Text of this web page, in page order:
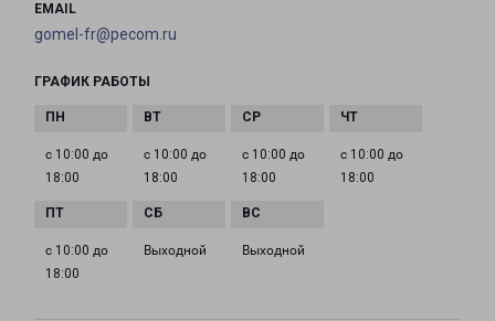
EMAIL
gomel-fr@pecom.ru
ГРАФИК РАБОТЫ
с 10:00 до
18:00
с 10:00 до
18:00
с 10:00 до
18:00
с 10:00 до
18:00
с 10:00 до
18:00
Выходной Выходной